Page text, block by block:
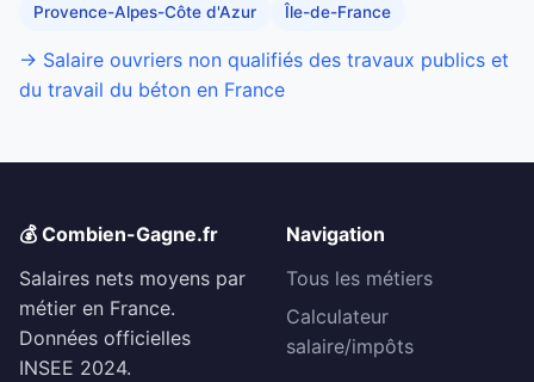
Provence-Alpes-Côte d'Azur Île-de-France
→ Salaire ouvriers non qualifiés des travaux publics et
du travail du béton en France
💰 Combien-Gagne.fr
Salaires nets moyens par
métier en France.
Données officielles
INSEE 2024.
Navigation
Tous les métiers
Calculateur
salaire/impôts